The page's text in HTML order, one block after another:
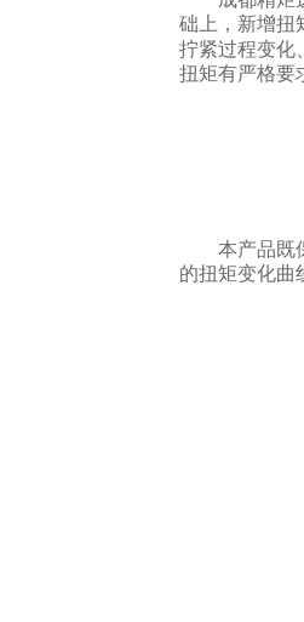
础上，新增扭
拧紧过程变化
扭矩有严格要
本产品既
的扭矩变化曲